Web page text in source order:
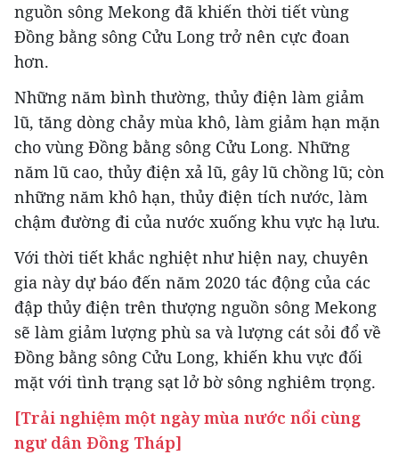
nguồn sông Mekong đã khiến thời tiết vùng
Đồng bằng sông Cửu Long trở nên cực đoan
hơn.
Những năm bình thường, thủy điện làm giảm
lũ, tăng dòng chảy mùa khô, làm giảm hạn mặn
cho vùng Đồng bằng sông Cửu Long. Những
năm lũ cao, thủy điện xả lũ, gây lũ chồng lũ; còn
những năm khô hạn, thủy điện tích nước, làm
chậm đường đi của nước xuống khu vực hạ lưu.
Với thời tiết khắc nghiệt như hiện nay, chuyên
gia này dự báo đến năm 2020 tác động của các
đập thủy điện trên thượng nguồn sông Mekong
sẽ làm giảm lượng phù sa và lượng cát sỏi đổ về
Đồng bằng sông Cửu Long, khiến khu vực đối
mặt với tình trạng sạt lở bờ sông nghiêm trọng.
[Trải nghiệm một ngày mùa nước nổi cùng
ngư dân Đồng Tháp]